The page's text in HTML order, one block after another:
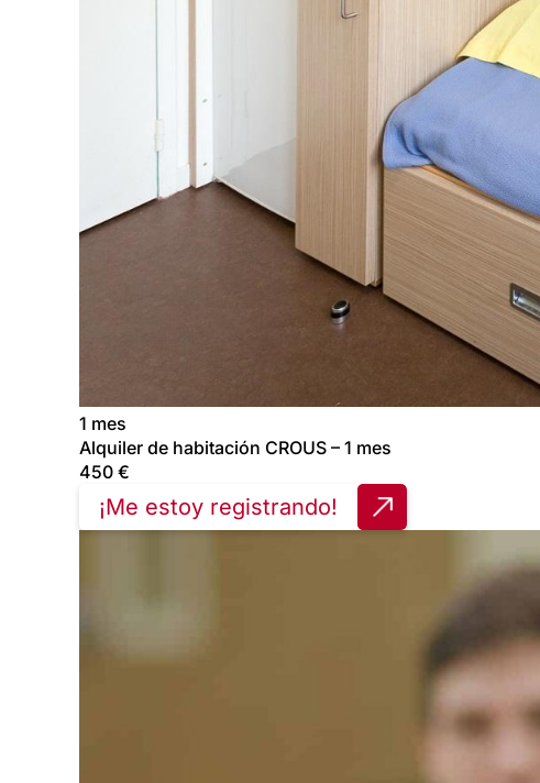
1 mes
Alquiler de habitación CROUS – 1 mes
450 €
¡Me estoy registrando!